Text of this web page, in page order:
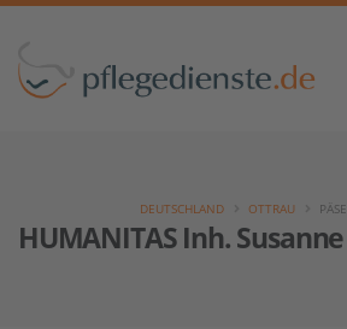
HUMANITAS Inh.
DEUTSCHLAND OTTRAU